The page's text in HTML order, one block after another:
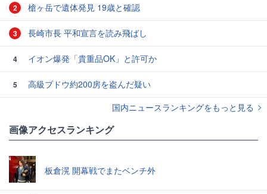
2 槍ヶ岳で遺体発見 19歳と確認
3 長崎市長 平和宣言を読み飛ばし
4 イオン爆発「貴重品OK」と許可か
5
高級ブドウ約200房を盗んだ疑い
国内ニュースランキングをもっと見る
画像アクセスランキング
板倉滉 開幕戦でまたベンチ外